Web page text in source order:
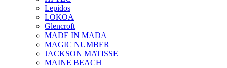
Lepidos
LOKOA
Glencroft
MADE IN MADA
MAGIC NUMBER
JACKSON MATISSE
MAINE BEACH